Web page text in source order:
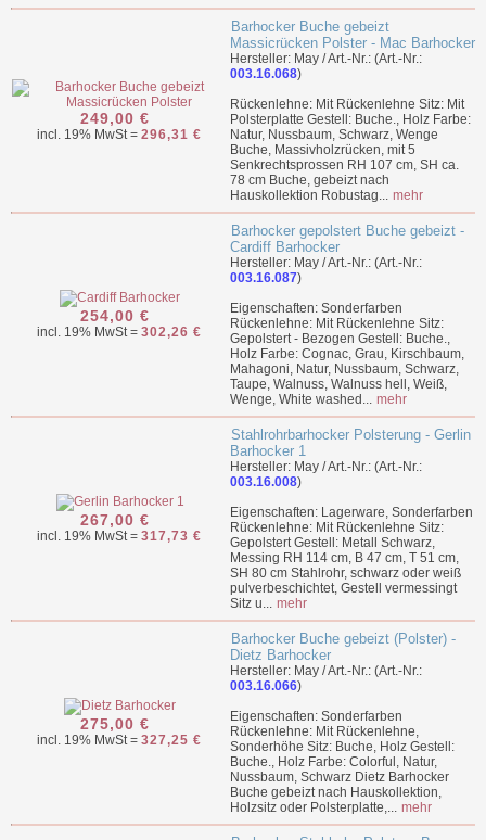
249,00 €
incl. 19% MwSt = 296,31 €
Barhocker Buche gebeizt
Massicrücken Polster - Mac Barhocker
Hersteller: May / Art.-Nr.: (Art.-Nr.:
003.16.068)
Rückenlehne: Mit Rückenlehne Sitz: Mit
Polsterplatte Gestell: Buche., Holz Farbe:
Natur, Nussbaum, Schwarz, Wenge
Buche, Massivholzrücken, mit 5
Senkrechtsprossen RH 107 cm, SH ca.
78 cm Buche, gebeizt nach
Hauskollektion Robustag... mehr
254,00 €
incl. 19% MwSt = 302,26 €
Barhocker gepolstert Buche gebeizt -
Cardiff Barhocker
Hersteller: May / Art.-Nr.: (Art.-Nr.:
003.16.087)
Eigenschaften: Sonderfarben
Rückenlehne: Mit Rückenlehne Sitz:
Gepolstert - Bezogen Gestell: Buche.,
Holz Farbe: Cognac, Grau, Kirschbaum,
Mahagoni, Natur, Nussbaum, Schwarz,
Taupe, Walnuss, Walnuss hell, Weiß,
Wenge, White washed... mehr
267,00 €
incl. 19% MwSt = 317,73 €
Stahlrohrbarhocker Polsterung - Gerlin
Barhocker 1
Hersteller: May / Art.-Nr.: (Art.-Nr.:
003.16.008)
Eigenschaften: Lagerware, Sonderfarben
Rückenlehne: Mit Rückenlehne Sitz:
Gepolstert Gestell: Metall Schwarz,
Messing RH 114 cm, B 47 cm, T 51 cm,
SH 80 cm Stahlrohr, schwarz oder weiß
pulverbeschichtet, Gestell vermessingt
Sitz u... mehr
275,00 €
incl. 19% MwSt = 327,25 €
Barhocker Buche gebeizt (Polster) -
Dietz Barhocker
Hersteller: May / Art.-Nr.: (Art.-Nr.:
003.16.066)
Eigenschaften: Sonderfarben
Rückenlehne: Mit Rückenlehne,
Sonderhöhe Sitz: Buche, Holz Gestell:
Buche., Holz Farbe: Colorful, Natur,
Nussbaum, Schwarz Dietz Barhocker
Buche gebeizt nach Hauskollektion,
Holzsitz oder Polsterplatte,... mehr